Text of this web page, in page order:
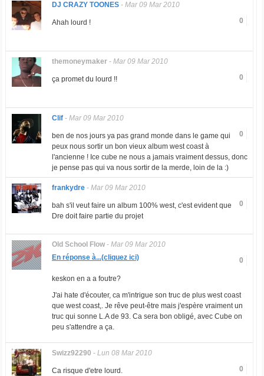
DJ CRAZY TOONES- Mar 09 Mar 2010
0
Ahah lourd !
themoneymaker- Mar 09 Mar 2010
0
ça promet du lourd !!
Clif- Mar 09 Mar 2010
0
ben de nos jours ya pas grand monde dans le game qui
peux nous sortir un bon vieux album west coast à
l'ancienne ! Ice cube ne nous a jamais vraiment dessus, donc
je pense pas qui va nous sortir de la merde, loin de la :)
frankydre- Mar 09 Mar 2010
0
bah s'il veut faire un album 100% west, c'est evident que
Dre doit faire partie du projet
Old School Flow- Mar 09 Mar 2010
0
En réponse à...(cliquez ici)
keskon en a a foutre?
J'ai hate d'écouter, ca m'intrigue son truc de plus west coast
que west coast,. Je rêve peut-être mais j'espère vraiment un
truc qui sonne L.A de 93. Ca sera bon obligé, avec Cube on
peu s'attendre a ça.
Swizz92290 - Lun 08 Mar 2010
0
Ca risque d'etre lourd.